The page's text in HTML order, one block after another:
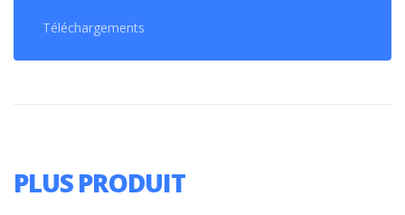
Téléchargements
PLUS PRODUIT